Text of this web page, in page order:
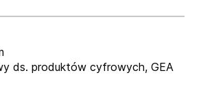
ds. produktów cyfrowych, GEA